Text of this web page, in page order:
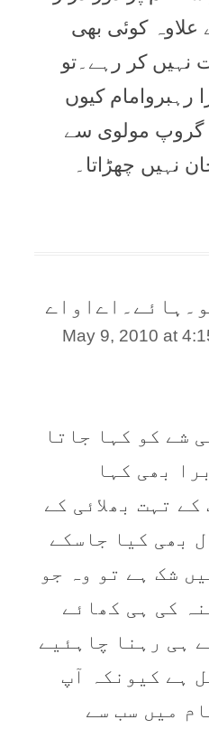
کوئی بھی
نہیں کر رہے۔تو
رہبروامام کیوں
گروپ مولوی سے
نہیں چھڑاتا۔
May 9, 2010 at
شے کو کہا جاتا
بھی کہا
تہت بھلائی کے
بھی کیا جاسکے
شک ہے تو وہ جو
کی ہی کھائے
ہی رہنا چاہئیے
ہے کیونکہ آپ
میں سب سے